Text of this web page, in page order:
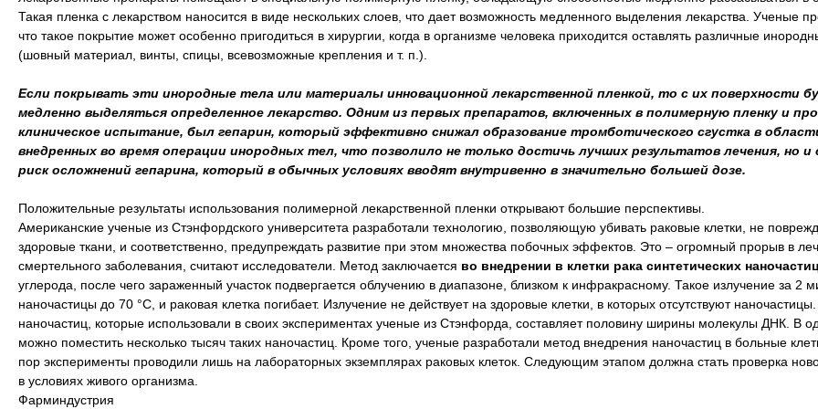
Такая пленка с лекарством наносится в виде нескольких слоев, что дает возможность медленного выделения лекарства. Ученые
что такое покрытие может особенно пригодиться в хирургии, когда в организме человека приходится оставлять различные
(шовный материал, винты, спицы, всевозможные крепления и т. п.).
Если покрывать эти инородные тела или материалы инновационной лекарственной пленкой, то с их поверхности
медленно выделяться определенное лекарство. Одним из первых препаратов, включенных в полимерную пленку и
клиническое испытание, был гепарин, который эффективно снижал образование тромботического сгустка в
внедренных во время операции инородных тел, что позволило не только достичь лучших результатов лечения, но и
риск осложнений гепарина, который в обычных условиях вводят внутривенно в значительно большей дозе.
Положительные результаты использования полимерной лекарственной пленки открывают большие перспективы.
Американские ученые из Стэнфордского университета разработали технологию, позволяющую убивать раковые клетки, не
здоровые ткани, и соответственно, предупреждать развитие при этом множества побочных эффектов. Это – огромный прорыв в
смертельного заболевания, считают исследователи. Метод заключается во внедрении в клетки рака синтетических
углерода, после чего зараженный участок подвергается облучению в диапазоне, близком к инфракрасному. Такое излучение за 2
наночастицы до 70 °С, и раковая клетка погибает. Излучение не действует на здоровые клетки, в которых отсутствуют
наночастиц, которые использовали в своих экспериментах ученые из Стэнфорда, составляет половину ширины молекулы ДНК. В
можно поместить несколько тысяч таких наночастиц. Кроме того, ученые разработали метод внедрения наночастиц в больные
пор эксперименты проводили лишь на лабораторных экземплярах раковых клеток. Следующим этапом должна стать проверка
в условиях живого организма.
Фарминдустрия